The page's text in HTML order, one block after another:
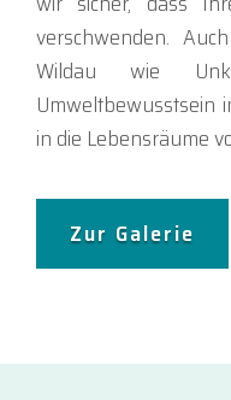
verschwenden.
Wildau wie
Umweltbewusstsein
in die Lebensräume
Zur Galerie